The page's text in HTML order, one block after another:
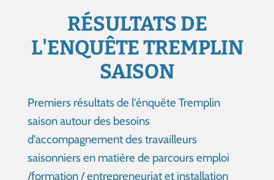
RÉSULTATS DE
L'ENQUÊTE TREMPLIN
SAISON
Premiers résultats de l'énquête Tremplin
saison autour des besoins
d'accompagnement des travailleurs
saisonniers en matière de parcours emploi
/formation / entrepreneuriat et installation